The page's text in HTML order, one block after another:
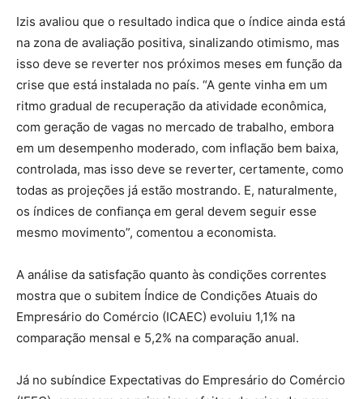
Izis avaliou que o resultado indica que o índice ainda está
na zona de avaliação positiva, sinalizando otimismo, mas
isso deve se reverter nos próximos meses em função da
crise que está instalada no país. “A gente vinha em um
ritmo gradual de recuperação da atividade econômica,
com geração de vagas no mercado de trabalho, embora
em um desempenho moderado, com inflação bem baixa,
controlada, mas isso deve se reverter, certamente, como
todas as projeções já estão mostrando. E, naturalmente,
os índices de confiança em geral devem seguir esse
mesmo movimento”, comentou a economista.
A análise da satisfação quanto às condições correntes
mostra que o subitem Índice de Condições Atuais do
Empresário do Comércio (ICAEC) evoluiu 1,1% na
comparação mensal e 5,2% na comparação anual.
Já no subíndice Expectativas do Empresário do Comércio